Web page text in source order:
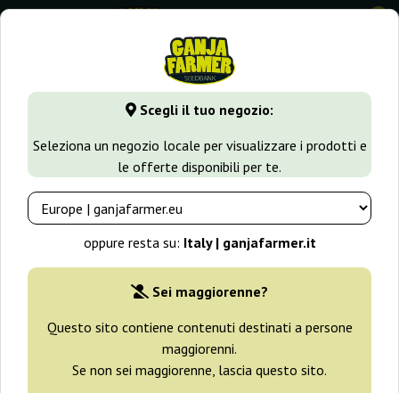
⭐ -40% Varietà a crescita rapida ⭐
⏰ 2 giorni 06:41:56
Scegli il tuo negozio:
Seleziona un negozio locale per visualizzare i prodotti e
le offerte disponibili per te.
oppure resta su: Italy | ganjafarmer.it
Sei maggiorenne?
Questo sito contiene contenuti destinati a persone
maggiorenni.
Se non sei maggiorenne, lascia questo sito.
0
GanjaFarmer.it Varietà di Cannabis Diesel Diesel
Diesel Automatic Royal Queen
Seeds
-25%